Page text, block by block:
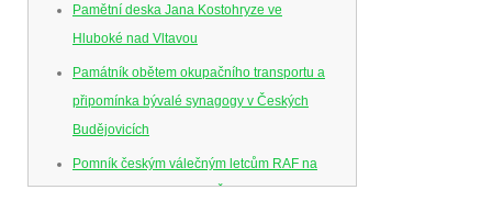
Pamětní deska Jana Kostohryze ve
Hluboké nad Vltavou
Památník obětem okupačního transportu a
připomínka bývalé synagogy v Českých
Budějovicích
Pomník českým válečným letcům RAF na
Senovážném náměstí v Českých